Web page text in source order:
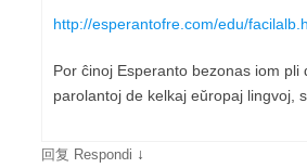
http://esperantofre.com/edu/
Por ĉinoj Esperanto bezonas iom pli
parolantoj de kelkaj eŭropaj lingvoj,
回复 Respondi ↓